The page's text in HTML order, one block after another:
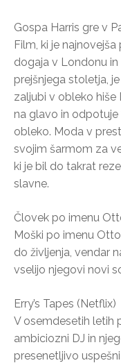
Gospa Harris gre v
Film, ki je
dogaja v Londonu
prejšnjega stoletja,
zaljubi v obleko hiše
na glavo in odpotuje
obleko. Moda v
svojim šarmom za
ki je bil do takrat
slavne.
Človek po imenu
Moški po imenu
do življenja, vendar
vselijo njegovi novi
Erry’s Tapes (Netflix)
V osemdesetih letih
ambiciozni DJ in
presenetljivo